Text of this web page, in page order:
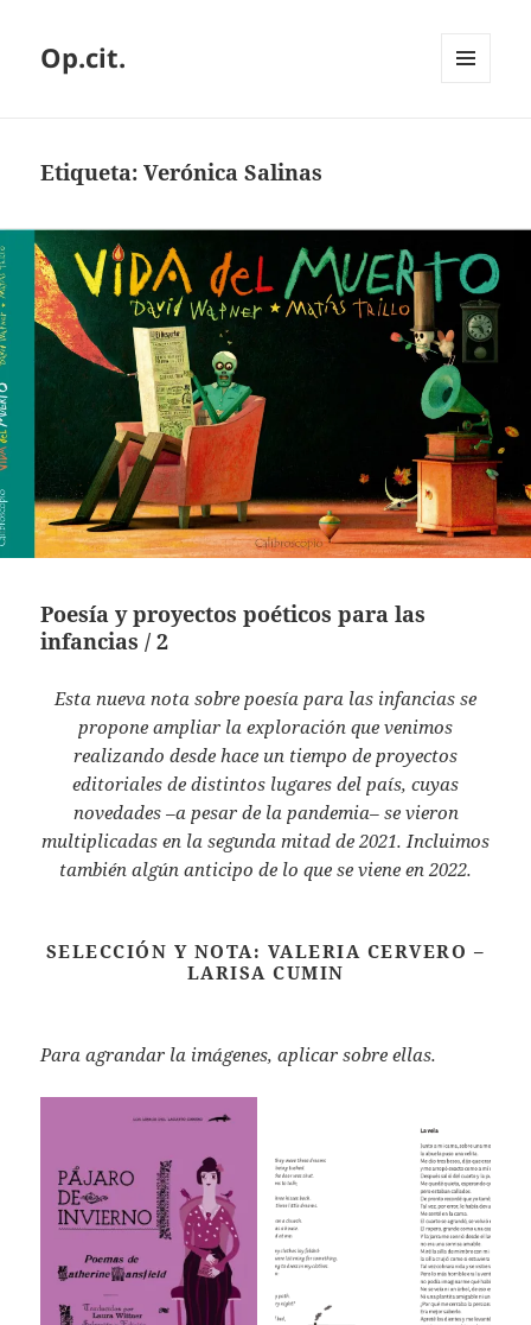
Op.cit.
Etiqueta:Verónica Salinas
Poesía y proyectos poéticos para las
infancias / 2
Esta nueva nota sobre poesía para las infancias se
propone ampliar la exploración que venimos
realizando desde hace un tiempo de proyectos
editoriales de distintos lugares del país, cuyas
novedades –a pesar de la pandemia– se vieron
multiplicadas en la segunda mitad de 2021. Incluimos
también algún anticipo de lo que se viene en 2022.
SELECCIÓN Y NOTA: VALERIA CERVERO –
LARISA CUMIN
Para agrandar la imágenes, aplicar sobre ellas.